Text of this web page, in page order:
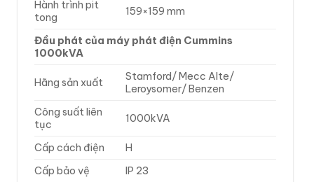
Hành trình pit
tong
159×159 mm
Đầu phát của máy phát điện Cummins
1000kVA
Hãng sản xuất
Stamford/ Mecc Alte/
Leroysomer/ Benzen
Công suất liên
tục
1000kVA
Cấp cách điện
H
Cấp bảo vệ
IP 23